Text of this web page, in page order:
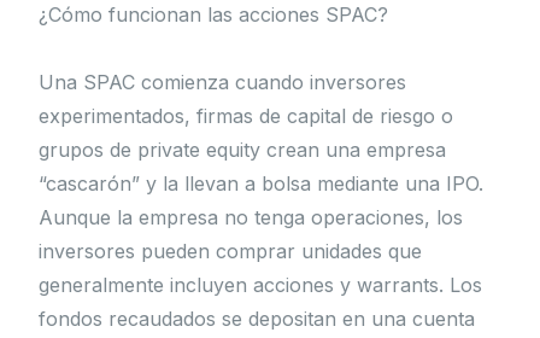
¿Cómo funcionan las acciones SPAC?
Una SPAC comienza cuando inversores
experimentados, firmas de capital de riesgo o
grupos de private equity crean una empresa
“cascarón” y la llevan a bolsa mediante una IPO.
Aunque la empresa no tenga operaciones, los
inversores pueden comprar unidades que
generalmente incluyen acciones y warrants. Los
fondos recaudados se depositan en una cuenta